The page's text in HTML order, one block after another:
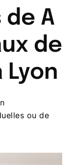
A
de
ou de